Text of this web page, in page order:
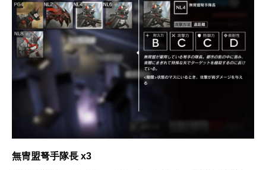
無冑盟弩手隊長 x3